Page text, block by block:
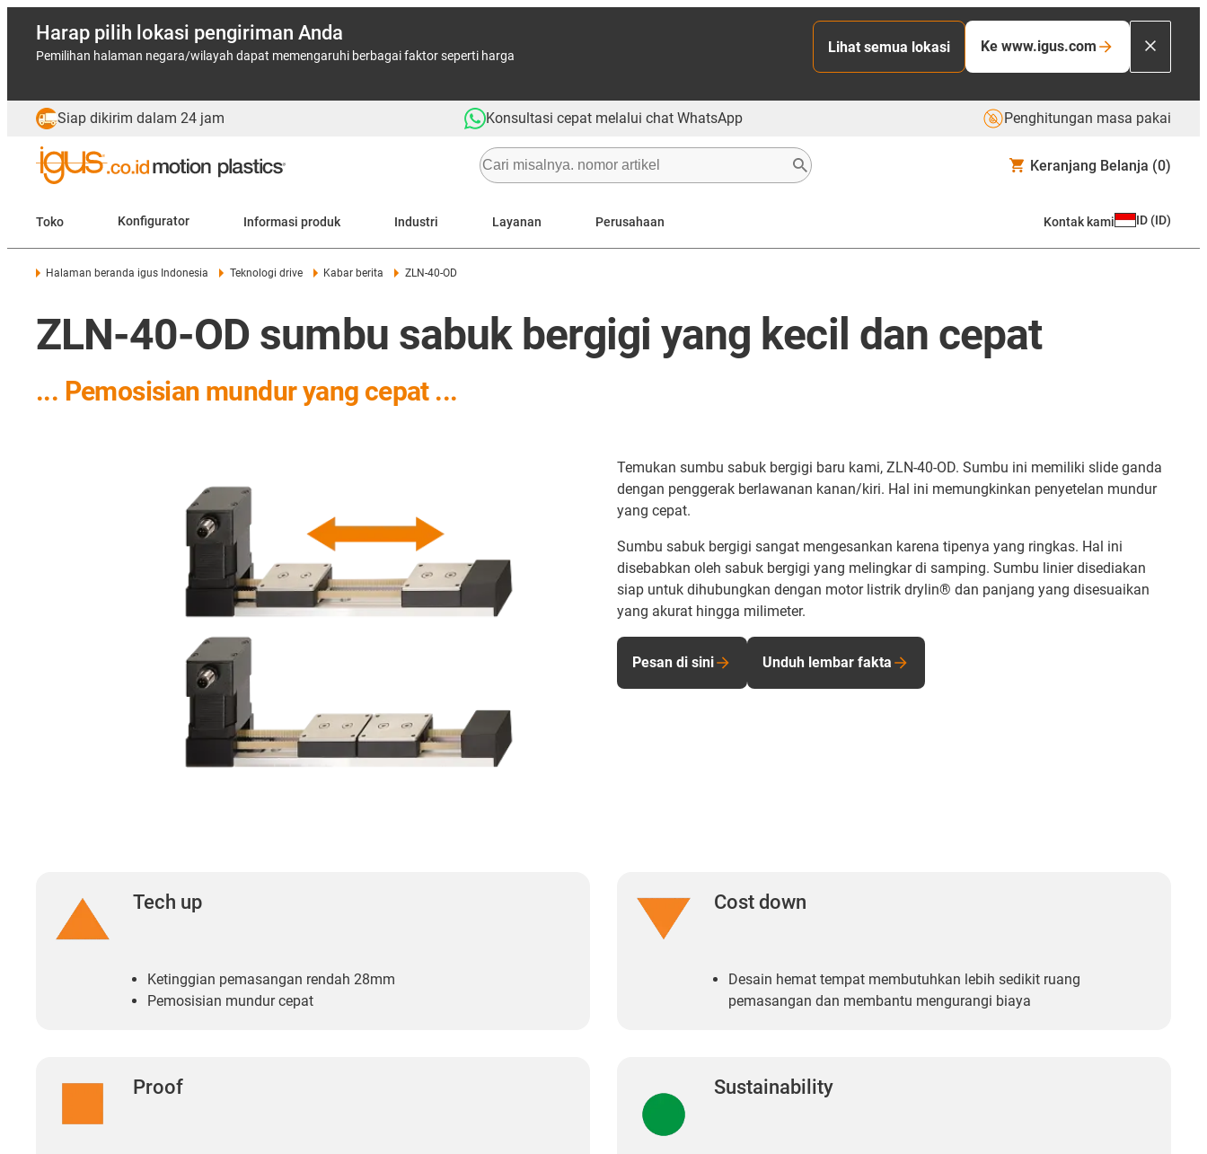
Harap pilih lokasi pengiriman Anda
Pemilihan halaman negara/wilayah dapat memengaruhi berbagai faktor seperti harga
Lihat semua lokasi Ke www.igus.com
Siap dikirim dalam 24 jam Konsultasi cepat melalui chat WhatsApp Penghitungan masa pakai
Keranjang Belanja (0)
Toko Konfigurator Informasi produk Industri Layanan Perusahaan Kontak kami ID (ID)
Halaman beranda igus Indonesia Teknologi drive Kabar berita ZLN-40-OD
ZLN-40-OD sumbu sabuk bergigi yang kecil dan cepat
... Pemosisian mundur yang cepat ...
Temukan sumbu sabuk bergigi baru kami, ZLN-40-OD. Sumbu ini memiliki slide ganda
dengan penggerak berlawanan kanan/kiri. Hal ini memungkinkan penyetelan mundur
yang cepat.
Sumbu sabuk bergigi sangat mengesankan karena tipenya yang ringkas. Hal ini
disebabkan oleh sabuk bergigi yang melingkar di samping. Sumbu linier disediakan
siap untuk dihubungkan dengan motor listrik drylin® dan panjang yang disesuaikan
yang akurat hingga milimeter.
Pesan di sini Unduh lembar fakta
Tech up
Ketinggian pemasangan rendah 28mm
Pemosisian mundur cepat
Cost down
Desain hemat tempat membutuhkan lebih sedikit ruang
pemasangan dan membantu mengurangi biaya
Proof Sustainability